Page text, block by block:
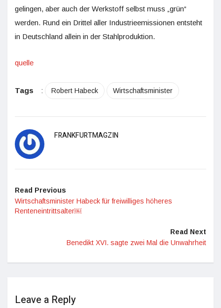
gelingen, aber auch der Werkstoff selbst muss „grün“
werden. Rund ein Drittel aller Industrieemissionen entsteht
in Deutschland allein in der Stahlproduktion.
quelle
Tags : Robert Habeck Wirtschaftsminister
FRANKFURTMAGZIN
Read Previous
Wirtschaftsminister Habeck für freiwilliges höheres
Renteneintrittsalter￼
Read Next
Benedikt XVI. sagte zwei Mal die Unwahrheit
Leave a Reply